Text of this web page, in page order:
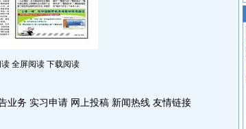
全屏阅读 下载阅读
务 实习申请 网上投稿 新闻热线 友情链接